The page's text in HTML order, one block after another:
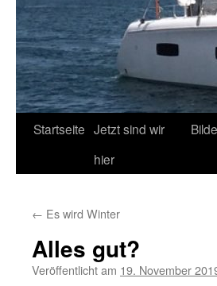
Startseite Jetzt sind wir
hier
← Es wird Winter
Alles gut?
Veröffentlicht am 19. November